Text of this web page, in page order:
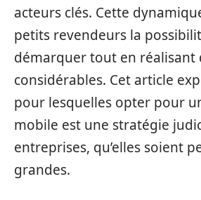
acteurs clés. Cette
petits revendeurs la
démarquer tout en réalisant
considérables. Cet article
pour lesquelles opter pour
mobile est une stratégie
entreprises, qu’elles soient
grandes.